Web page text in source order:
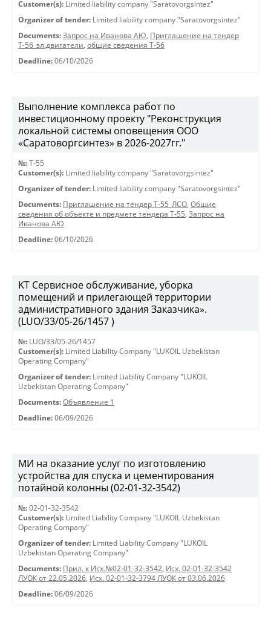
Customer(s): Limited liability company "Saratovorgsintez"
Organizer of tender: Limited liability company "Saratovorgsintez"
Documents: Запрос на Иванова АЮ, Приглашение на тендер
Т-56_эл.двигатели, общие сведения Т-56
Deadline: 06/10/2026
Выполнение комплекса работ по
инвестиционному проекту "Реконструкция
локальной системы оповещения ООО
«Саратоворгсинтез» в 2026-2027гг."
№: Т-55
Customer(s): Limited liability company "Saratovorgsintez"
Organizer of tender: Limited liability company "Saratovorgsintez"
Documents: Приглашение на тендер Т-55_ЛСО, Общие
сведения об объекте и предмете тендера Т-55, Запрос на
Иванова АЮ
Deadline: 06/10/2026
KT Сервисное обслуживание, уборка
помещений и прилегающей территории
административного здания Заказчика».
(LUO/33/05-26/1457 )
№: LUO/33/05-26/1457
Customer(s): Limited Liability Company "LUKOIL Uzbekistan
Operating Company"
Organizer of tender: Limited Liability Company "LUKOIL
Uzbekistan Operating Company"
Documents: Объявление 1
Deadline: 06/09/2026
МИ на оказание услуг по изготовлению
устройства для спуска и цементирования
потайной колонны (02-01-32-3542)
№: 02-01-32-3542
Customer(s): Limited Liability Company "LUKOIL Uzbekistan
Operating Company"
Organizer of tender: Limited Liability Company "LUKOIL
Uzbekistan Operating Company"
Documents: Прил. к Исх.№02-01-32-3542, Исх. 02-01-32-3542
ЛУОК от 22.05.2026, Исх. 02-01-32-3794 ЛУОК от 03.06.2026
Deadline: 06/09/2026